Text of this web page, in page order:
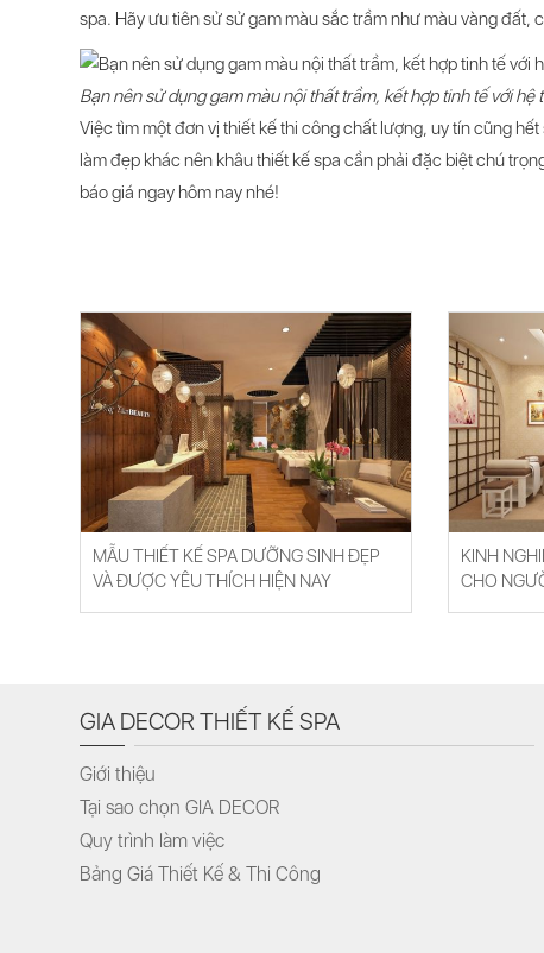
spa. Hãy ưu tiên sử sử gam màu sắc trầm như màu vàng
Bạn nên sử dụng gam màu nội thất trầm, kết hợp tinh tế với
Việc tìm một đơn vị thiết kế thi công chất lượng, uy tín cũng
làm đẹp khác nên khâu thiết kế spa cần phải đặc biệt chú
báo giá ngay hôm nay nhé!
MẪU THIẾT KẾ SPA DƯỠNG SINH ĐẸP
VÀ ĐƯỢC YÊU THÍCH HIỆN NAY
KINH
CHO
GIA DECOR THIẾT KẾ SPA
Giới thiệu
Tại sao chọn GIA DECOR
Quy trình làm việc
Bảng Giá Thiết Kế & Thi Công